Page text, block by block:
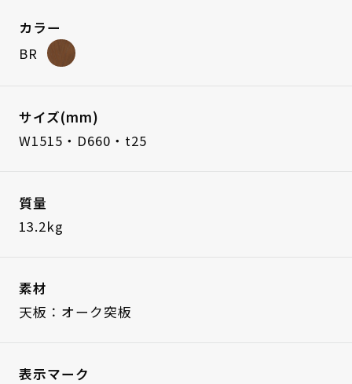
カラー
BR
サイズ(mm)
W1515・D660・t25
質量
13.2kg
素材
天板：オーク突板
表示マーク